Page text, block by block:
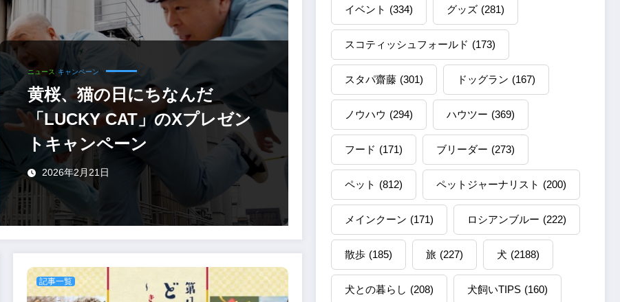
ニュース キャンペーン
黄桜、猫の日にちなんだ
「LUCKY CAT」のXプレゼン
トキャンペーン
2026年2月21日
記事一覧
イベント (334) グッズ (281)
スコティッシュフォールド (173)
スタパ齋藤 (301) ドッグラン (167)
ノウハウ (294) ハウツー (369)
フード (171) ブリーダー (273)
ペット (812) ペットジャーナリスト (200)
メインクーン (171) ロシアンブルー (222)
散歩 (185) 旅 (227) 犬 (2188)
犬との暮らし (208) 犬飼いTIPS (160)